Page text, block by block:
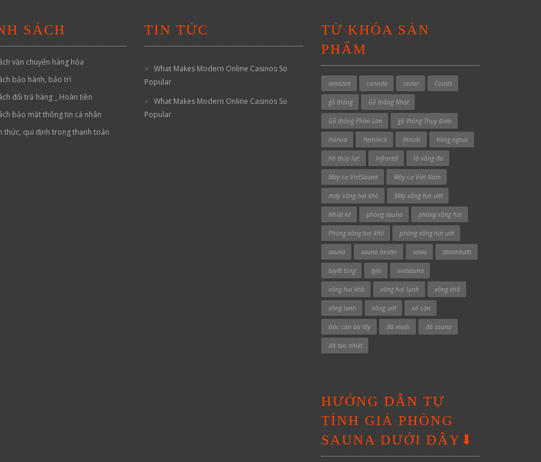
SÁCH
vận chuyển hàng hóa
bảo hành, bảo trì
đổi trả hàng _ Hoàn tiền
bảo mật thông tin cá nhân
thức, qui định trong thanh toán
TIN TỨC
What Makes Modern Online Casinos So
Popular
What Makes Modern Online Casinos So
Popular
TỪ KHÓA SẢN
PHẨM
amazon canada cedar Coasts
gỗ thông Gỗ thông Nhật
Gỗ thông Phần Lan gỗ thông Thụy Điển
Harvia Hemlock Hinoki hồng ngoại
hồ thủy lực Infrared lò xông đá
Máy cơ VietSauna Máy cơ Việt Nam
máy xông hơi khô Máy xông hơi ướt
Nhiệt kế phòng sauna phòng xông hơi
Phòng xông hơi khô phòng xông hơi ướt
sauna sauna heater sawo steambath
tuyết tùng tylo vietsauna
xông hơi khô xông hơi lạnh xông khô
xông lạnh xông ướt xả cặn
Độc cần bờ tây đá muối đá sauna
đá tạo nhiệt
HƯỚNG DẪN TỰ
TÍNH GIÁ PHÒNG
SAUNA DƯỚI ĐÂY⬇